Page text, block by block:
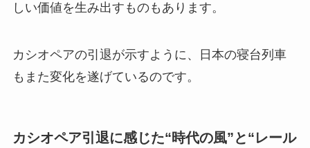
しい価値を生み出すものもあります。
カシオペアの引退が示すように、日本の寝台列車
もまた変化を遂げているのです。
カシオペア引退に感じた“時代の風”と“レール